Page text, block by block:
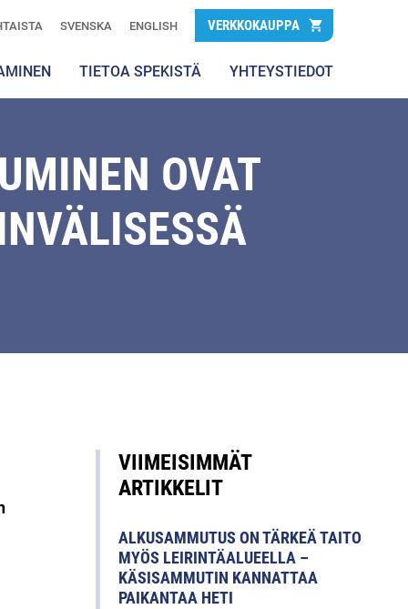
SVENSKA ENGLISH VERKKOKAUPPA
TIETOA SPEKISTÄ YHTEYSTIEDOT
OVAT
VIIMEISIMMÄT
ARTIKKELIT
ALKUSAMMUTUS ON TÄRKEÄ TAITO
MYÖS LEIRINTÄALUEELLA –
KÄSISAMMUTIN KANNATTAA
PAIKANTAA HETI